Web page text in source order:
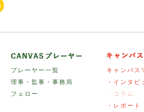
プレーヤー一覧
理事・監事・事務局
フェロー
キャンバス
・インタビ
・コラム
・レポート